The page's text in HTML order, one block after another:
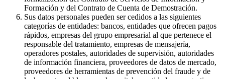
Formación y del Contrato de Cuenta de Demostración.
Sus datos personales pueden ser cedidos a las siguientes
categorías de entidades: bancos, entidades que ofrecen pagos
rápidos, empresas del grupo empresarial al que pertenece el
responsable del tratamiento, empresas de mensajería,
operadores postales, autoridades de supervisión, autoridades
de información financiera, proveedores de datos de mercado,
proveedores de herramientas de prevención del fraude y de